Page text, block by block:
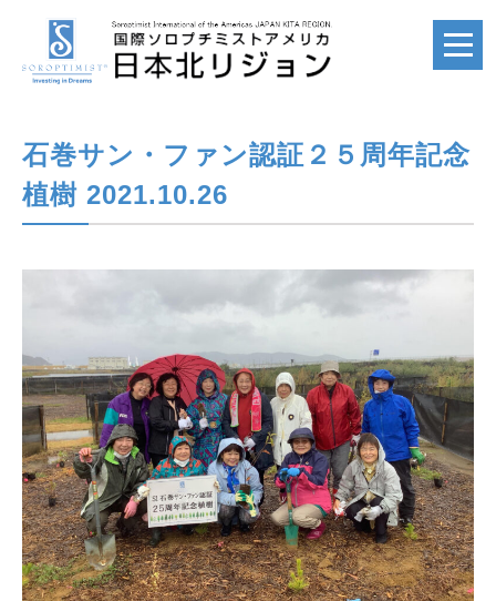
ホーム
HOME
国際ソロプチミスト
アメリカ
SIA
日本北リジョン
JAPAN KITA
石巻サン・ファン認証２５周年記念
植樹 2021.10.26